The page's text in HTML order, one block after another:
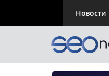
Новости